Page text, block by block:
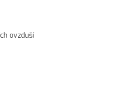
ovzduší